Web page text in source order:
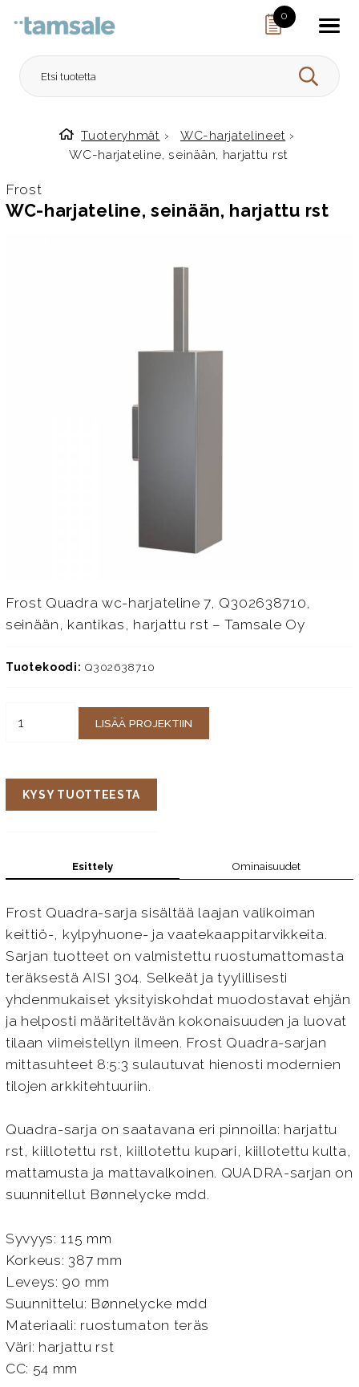
0
HAE
Etusivulle
Tuoteryhmät › WC-harjatelineet ›
WC-harjateline, seinään, harjattu rst
Frost
WC-harjateline, seinään, harjattu rst
Frost Quadra wc-harjateline 7, Q302638710,
seinään, kantikas, harjattu rst – Tamsale Oy
Tuotekoodi: Q302638710
LISÄÄ PROJEKTIIN
KYSY TUOTTEESTA
Esittely Ominaisuudet
Frost Quadra-sarja sisältää laajan valikoiman
keittiö-, kylpyhuone- ja vaatekaappitarvikkeita.
Sarjan tuotteet on valmistettu ruostumattomasta
teräksestä AISI 304. Selkeät ja tyylillisesti
yhdenmukaiset yksityiskohdat muodostavat ehjän
ja helposti määriteltävän kokonaisuuden ja luovat
tilaan viimeistellyn ilmeen. Frost Quadra-sarjan
mittasuhteet 8:5:3 sulautuvat hienosti modernien
tilojen arkkitehtuuriin.
Quadra-sarja on saatavana eri pinnoilla: harjattu
rst, kiillotettu rst, kiillotettu kupari, kiillotettu kulta,
mattamusta ja mattavalkoinen. QUADRA-sarjan on
suunnitellut Bønnelycke mdd.
Syvyys: 115 mm
Korkeus: 387 mm
Leveys: 90 mm
Suunnittelu: Bønnelycke mdd
Materiaali: ruostumaton teräs
Väri: harjattu rst
CC: 54 mm